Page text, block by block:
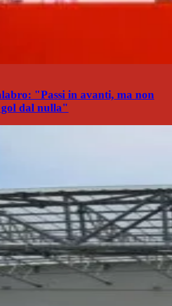
"Passi in avanti, ma non
gol dal nulla"